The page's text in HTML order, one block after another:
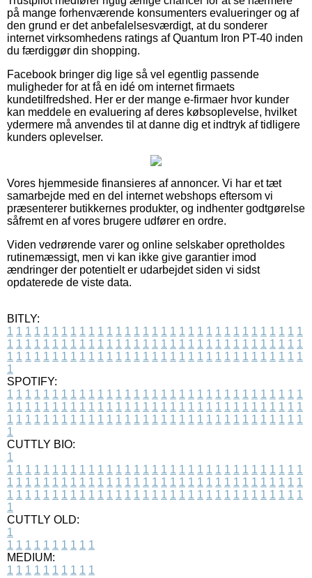
på mange forhenværende konsumenters evalueringer og af
den grund er det anbefalelsesværdigt, at du sonderer
internet virksomhedens ratings af Quantum Iron PT-40 inden
du færdiggør din shopping.
Facebook bringer dig lige så vel egentlig passende
muligheder for at få en idé om internet firmaets
kundetilfredshed. Her er der mange e-firmaer hvor kunder
kan meddele en evaluering af deres købsoplevelse, hvilket
ydermere må anvendes til at danne dig et indtryk af tidligere
kunders oplevelser.
Vores hjemmeside finansieres af annoncer. Vi har et tæt
samarbejde med en del internet webshops eftersom vi
præsenterer butikkernes produkter, og indhenter godtgørelse
såfremt en af vores brugere udfører en ordre.
Viden vedrørende varer og online selskaber opretholdes
rutinemæssigt, men vi kan ikke give garantier imod
ændringer der potentielt er udarbejdet siden vi sidst
opdaterede de viste data.
BITLY:
1 1 1 1 1 1 1 1 1 1 1 1 1 1 1 1 1 1 1 1 1 1 1 1 1 1 1 1 1 1 1 1 1
1 1 1 1 1 1 1 1 1 1 1 1 1 1 1 1 1 1 1 1 1 1 1 1 1 1 1 1 1 1 1 1 1
1 1 1 1 1 1 1 1 1 1 1 1 1 1 1 1 1 1 1 1 1 1 1 1 1 1 1 1 1 1 1 1 1
1
SPOTIFY:
1 1 1 1 1 1 1 1 1 1 1 1 1 1 1 1 1 1 1 1 1 1 1 1 1 1 1 1 1 1 1 1 1
1 1 1 1 1 1 1 1 1 1 1 1 1 1 1 1 1 1 1 1 1 1 1 1 1 1 1 1 1 1 1 1 1
1 1 1 1 1 1 1 1 1 1 1 1 1 1 1 1 1 1 1 1 1 1 1 1 1 1 1 1 1 1 1 1 1
1
CUTTLY BIO:
1
1 1 1 1 1 1 1 1 1 1 1 1 1 1 1 1 1 1 1 1 1 1 1 1 1 1 1 1 1 1 1 1 1
1 1 1 1 1 1 1 1 1 1 1 1 1 1 1 1 1 1 1 1 1 1 1 1 1 1 1 1 1 1 1 1 1
1 1 1 1 1 1 1 1 1 1 1 1 1 1 1 1 1 1 1 1 1 1 1 1 1 1 1 1 1 1 1 1 1
1
CUTTLY OLD:
1
1 1 1 1 1 1 1 1 1 1
MEDIUM:
1 1 1 1 1 1 1 1 1 1